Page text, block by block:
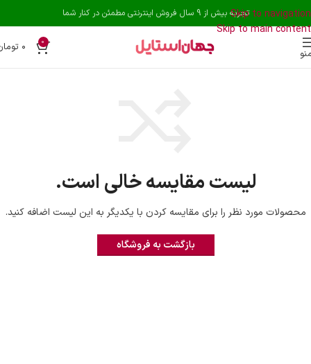
Skip to navigation
Skip to main content
تجربه بیش از 9 سال فروش اینترنتی مطمئن در کنار شما
0 ۰
لیست مقایسه خالی است.
محصولات مورد نظر را برای مقایسه کردن با یکدیگر به این لیست اضافه کنید.
بازگشت به فروشگاه